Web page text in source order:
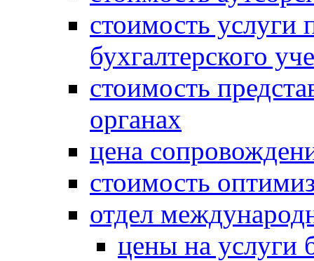
стоимость услуги
бухгалтерского
стоимость
органах
цена
стоимость
отдел
цены на услуги